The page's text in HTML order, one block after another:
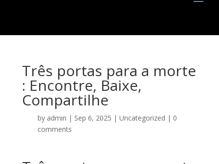
Três portas para a morte
: Encontre, Baixe,
Compartilhe
by admin | Sep 6, 2025 | Uncategorized | 0
comments